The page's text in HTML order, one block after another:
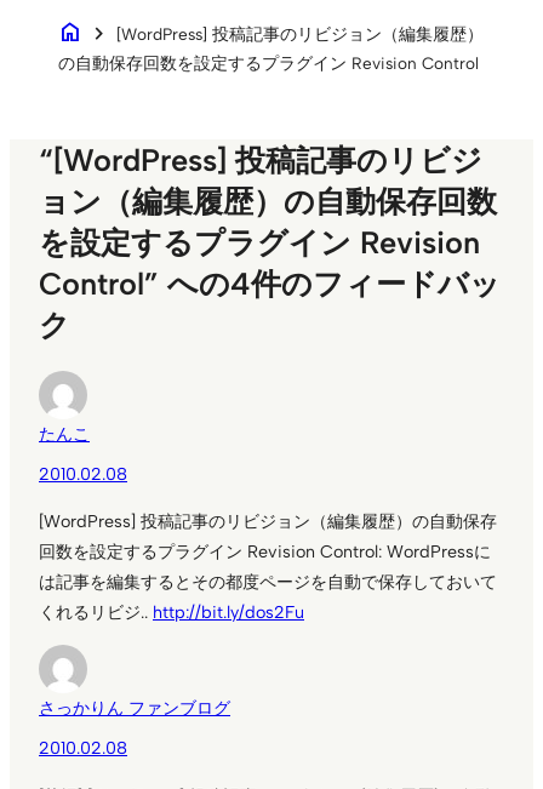
home chevron_right
[WordPress] 投稿記事のリビジョン（編集履歴）
の自動保存回数を設定するプラグイン Revision Control
“[WordPress] 投稿記事のリビジ
ョン（編集履歴）の自動保存回数
を設定するプラグイン Revision
Control” への4件のフィードバッ
ク
たんこ
2010.02.08
[WordPress] 投稿記事のリビジョン（編集履歴）の自動保存
回数を設定するプラグイン Revision Control: WordPressに
は記事を編集するとその都度ページを自動で保存しておいて
くれるリビジ.. http://bit.ly/dos2Fu
さっかりん ファンブログ
2010.02.08